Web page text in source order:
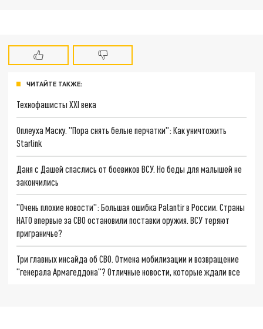
ЧИТАЙТЕ ТАКЖЕ:
Технофашисты XXI века
Оплеуха Маску. "Пора снять белые перчатки": Как уничтожить
Starlink
Даня с Дашей спаслись от боевиков ВСУ. Но беды для малышей не
закончились
"Очень плохие новости": Большая ошибка Palantir в России. Страны
НАТО впервые за СВО остановили поставки оружия. ВСУ теряют
приграничье?
Три главных инсайда об СВО. Отмена мобилизации и возвращение
"генерала Армагеддона"? Отличные новости, которые ждали все